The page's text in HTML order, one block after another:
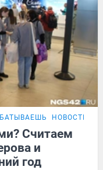
НОВОСТИ
Считаем
и
год